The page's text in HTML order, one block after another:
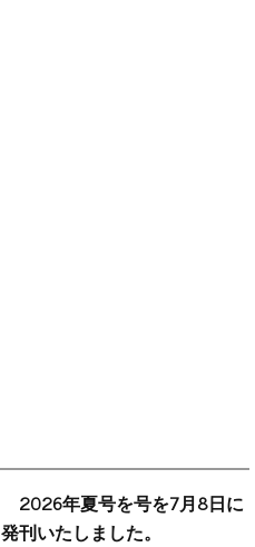
2026年夏号を号を7月8日に
発刊いたしました。